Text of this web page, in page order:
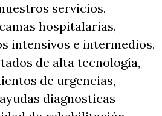
servicios,
hospitalarias,
intensivos e intermedios,
de alta tecnología,
de urgencias,
diagnosticas